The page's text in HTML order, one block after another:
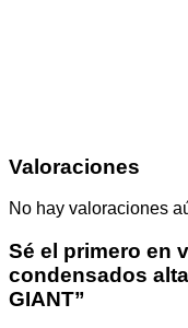
Valoraciones
No hay valoraciones
Sé el primero en
condensados
GIANT”